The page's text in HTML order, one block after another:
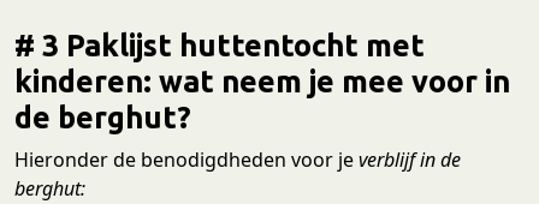
# 3 Paklijst huttentocht met
kinderen: wat neem je mee voor in
de berghut?
Hieronder de benodigdheden voor jeverblijf in de
berghut: